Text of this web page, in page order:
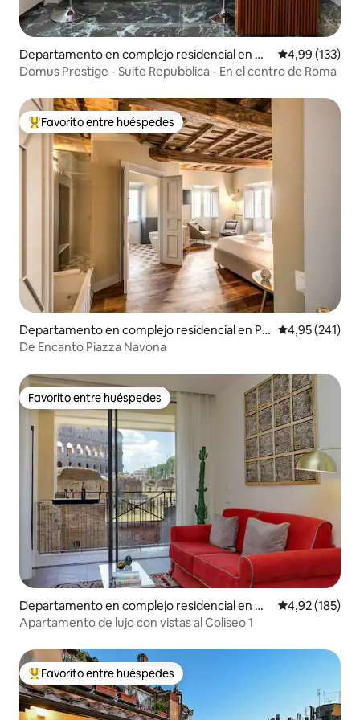
Departamento en complejo residencial en Ca
stro Pretorio
Calificación
4,99 (133)
Domus Prestige - Suite Repubblica - En el centro de Roma
Favorito entre los huéspedes más destacados
Favorito entre huéspedes
Departamento en complejo residencial en Pa
rione
Calificación
4,95 (241)
De Encanto Piazza Navona
Favorito entre huéspedes
Favorito entre huéspedes
Departamento en complejo residencial en M
onti
Calificación
4,92 (185)
Apartamento de lujo con vistas al Coliseo 1
Favorito entre los huéspedes más destacados
Favorito entre huéspedes